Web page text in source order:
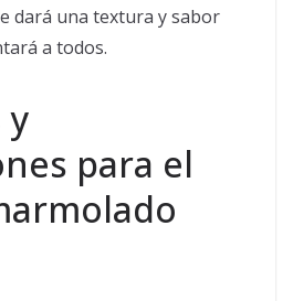
dará una textura y sabor
a todos.
y
para el